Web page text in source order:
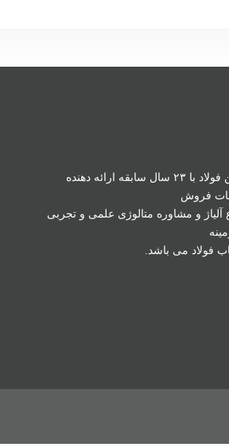
میهن فولاد با ۲۳ سال سابقه ارائه دهنده
فروش
آلیاژ و مشاوره متالوژی علمی و تجربی
فولاد می باشد.